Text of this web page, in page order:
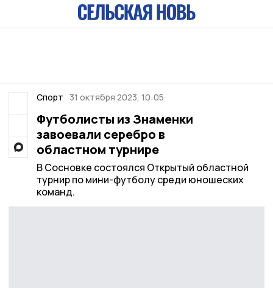
Спорт 31 октября 2023, 10:05
Футболисты из Знаменки
завоевали серебро в
областном турнире
В Сосновке состоялся Открытый областной
турнир по мини-футболу среди юношеских
команд.